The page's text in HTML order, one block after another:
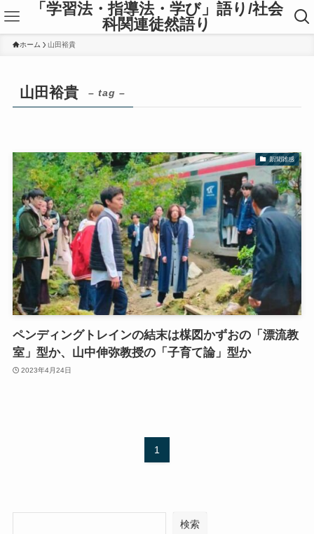
「学習法・指導法・学び」語り/社会
科関連徒然語り
ホーム 山田裕貴
山田裕貴 – tag –
新聞雑感
ペンディングトレインの結末は楳図かずおの「漂流教
室」型か、山中伸弥教授の「子育て論」型か
2023年4月24日
1
検索